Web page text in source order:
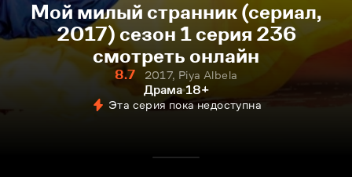
Мой милый странник (сериал,
2017) сезон 1 серия 236
смотреть онлайн
8.7
2017, Piya Albela
Драма 18+
Эта серия пока недоступна